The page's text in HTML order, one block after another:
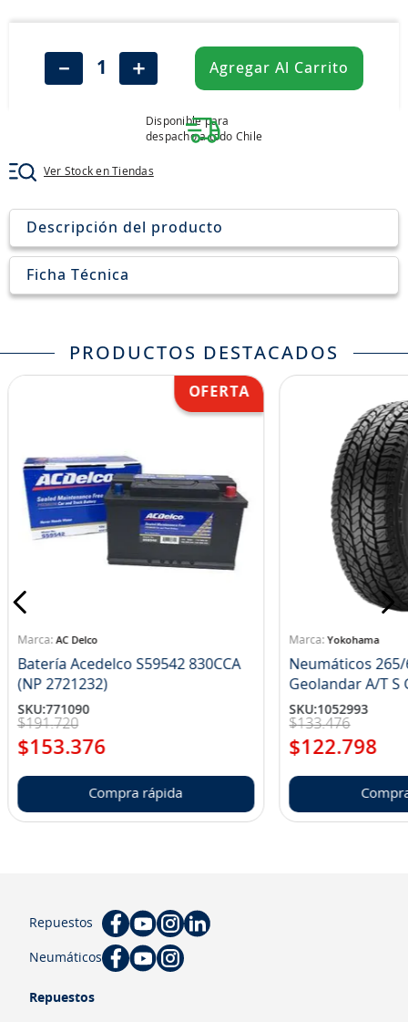
＋
－ Agregar Al Carrito
Disponible para
despacho a todo Chile
Ver Stock en Tiendas
Descripción del producto
Ficha Técnica
PRODUCTOS DESTACADOS
AC Delco
Batería Acedelco S59542 830CCA
(NP 2721232)
SKU:771090
$191.720
$153.376
Compra rápida
Yokohama
Neumáticos 265/
SKU:1052993
$133.476
$122.798
Repuestos
Neumáticos
Repuestos
neumáticos 235